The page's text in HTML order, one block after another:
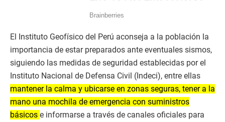
El Instituto Geofísico del Perú aconseja a la población la
importancia de estar preparados ante eventuales sismos,
siguiendo las medidas de seguridad establecidas por el
Instituto Nacional de Defensa Civil (Indeci), entre ellas
mantener la calma y ubicarse en zonas seguras, tener a la
mano una mochila de emergencia con suministros
básicos e informarse a través de canales oficiales para